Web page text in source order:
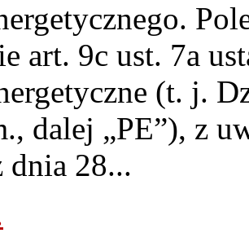
art. 9c ust. 7a
(t. j.
dalej „PE”), z
dnia 28...